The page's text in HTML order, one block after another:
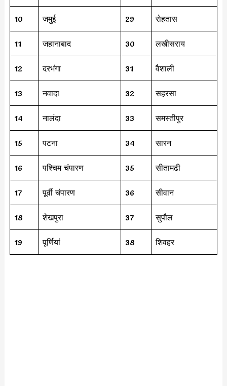
10 जमुई 29 रोहतास
11 जहानाबाद 30 लखीसराय
12 दरभंगा 31 वैशाली
13 नवादा 32 सहरसा
14 नालंदा 33 समस्तीपुर
15 पटना 34 सारन
16 पश्चिम चंपारण 35 सीतामढी
17 पूर्वी चंपारण 36 सीवान
18 शेखपुरा 37 सुपौल
19 पूर्णियां 38 शिवहर